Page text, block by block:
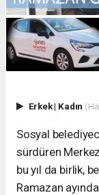
Erkek| Kadın
Sosyal
sürdüren
bu yıl da birlik,
Ramazan